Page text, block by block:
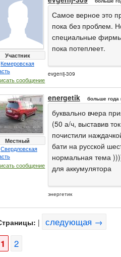
Участник
Кемеровская
сообщение
Самое верное это
пока без проблем.
специальные
пока потеплеет.
evgenij-309
Местный
Свердловская
сообщение
energetik больше года
буквально вчера
(50 а/ч, выставив
почистили
бати на русской
нормальная тема
для аккумулятора
энергетик
| следующая →
1
2